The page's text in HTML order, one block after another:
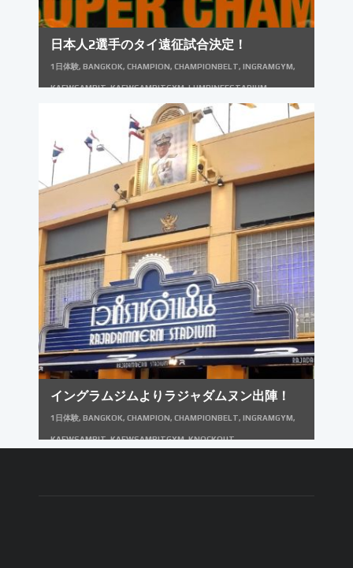
日本人2選手のタイ遠征試合決定！
1日体験, BANGKOK, CHAMPION, CHAMPIONBELT, INGRAMGYM,
KAEWSAMRIT,KAEWSAMRITGYM,LUMPINEESTADIUM,
,THAILAND,イングラムジム キーホル
タイランド,チャンピオンベルト チャンピオンベルトレプリ
カ,バンコク ,ムエタイ ムエタイコーチ ムエタイジム
ナー ムエタイレッスン ムエタイ一日体験,ムエタイ体験,ムエタイ体験
ムエタイ合宿,ムエタイ留学,リングキャンバス リングシート
ングマット,ルムピニースタジアム,ルンピニースタジアム 体験入門,女
子ムエタイ 文武両道 文武両道プログラム,金メダリスト,金メダル
イングラムジムよりラジャダムヌン出陣！
1日体験, BANGKOK, CHAMPION, CHAMPIONBELT, INGRAMGYM,
KAEWSAMRIT,KAEWSAMRITGYM,KNOCKOUT,